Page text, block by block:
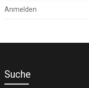
Anmelden
Suche